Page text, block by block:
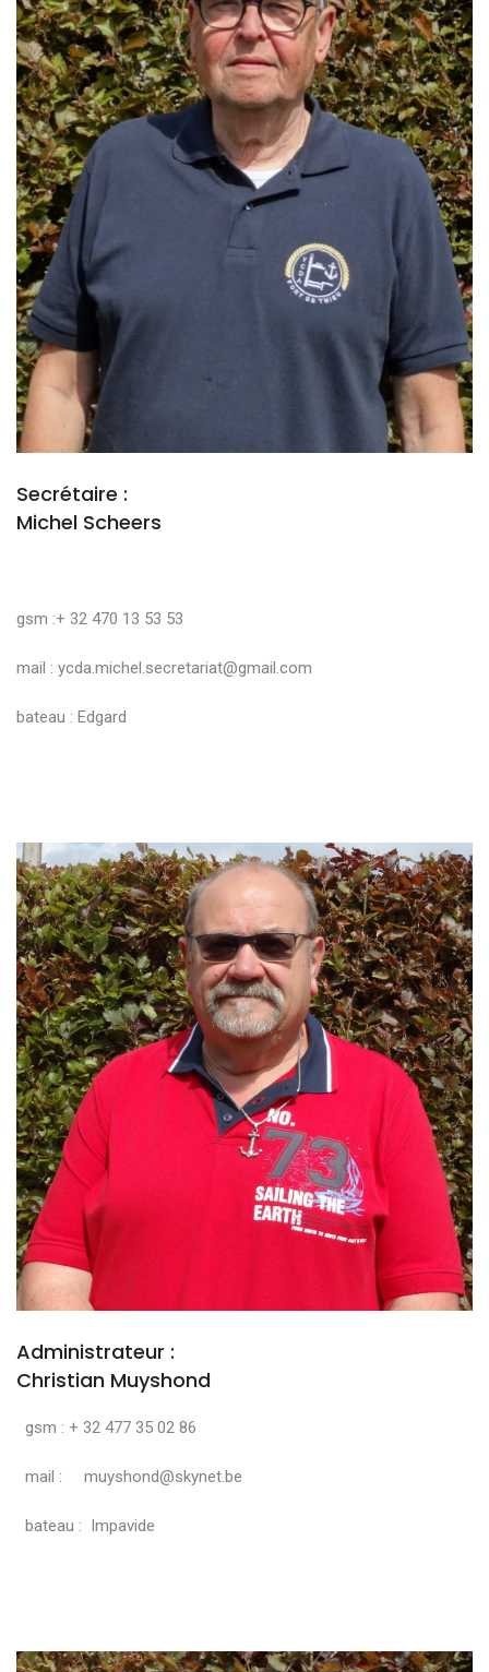
Secrétaire :
Michel Scheers
gsm :+ 32 470 13 53 53
mail : ycda.michel.secretariat@gmail.com
bateau : Edgard
Administrateur :
Christian Muyshond
gsm : + 32 477 35 02 86
mail : muyshond@skynet.be
bateau : Impavide